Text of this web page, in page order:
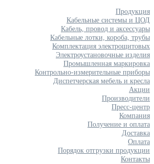
Продукция
Кабельные системы и ЦОД
Кабель, провод и аксессуары
Кабельные лотки, короба, трубы
Комплектация электрощитовых
Электроустановочные изделия
Промышленная маркировка
Контрольно-измерительные приборы
Диспетчерская мебель и кресла
Акции
Производители
Пресс-центр
Компания
Получение и оплата
Доставка
Оплата
Порядок отгрузки продукции
Контакты